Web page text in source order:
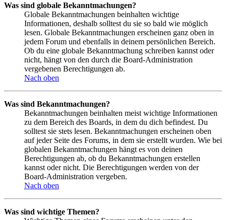
Was sind globale Bekanntmachungen?
Globale Bekanntmachungen beinhalten wichtige
Informationen, deshalb solltest du sie so bald wie möglich
lesen. Globale Bekanntmachungen erscheinen ganz oben in
jedem Forum und ebenfalls in deinem persönlichen Bereich.
Ob du eine globale Bekanntmachung schreiben kannst oder
nicht, hängt von den durch die Board-Administration
vergebenen Berechtigungen ab.
Nach oben
Was sind Bekanntmachungen?
Bekanntmachungen beinhalten meist wichtige Informationen
zu dem Bereich des Boards, in dem du dich befindest. Du
solltest sie stets lesen. Bekanntmachungen erscheinen oben
auf jeder Seite des Forums, in dem sie erstellt wurden. Wie bei
globalen Bekanntmachungen hängt es von deinen
Berechtigungen ab, ob du Bekanntmachungen erstellen
kannst oder nicht. Die Berechtigungen werden von der
Board-Administration vergeben.
Nach oben
Was sind wichtige Themen?